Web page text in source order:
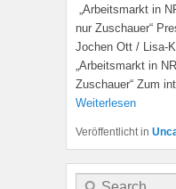
„Arbeitsmarkt in
nur Zuschauer“
Jochen Ott / Lisa-
„Arbeitsmarkt in
Zuschauer“ Zum
Weiterlesen
Veröffentlicht in
Suche